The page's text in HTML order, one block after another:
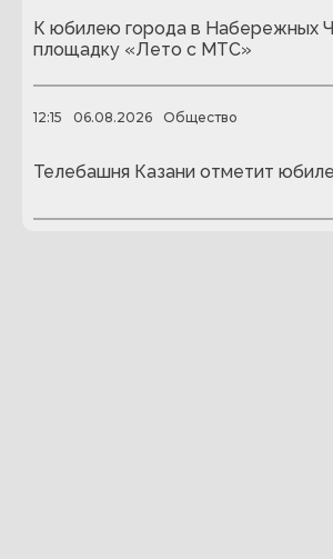
К юбилею города в Набережных
площадку «Лето с МТС»
12:15 06.08.2026 Общество
Телебашня Казани отметит